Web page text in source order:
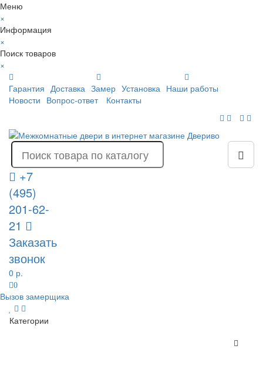
Меню
×
Информация
×
Поиск товаров
×
Гарантия Доставка Замер Установка Наши работы
Новости Вопрос-ответ Контакты
+7
(495)
201-62-
21
Заказать
звонок
0 р.
0
Вызов замерщика
Категории